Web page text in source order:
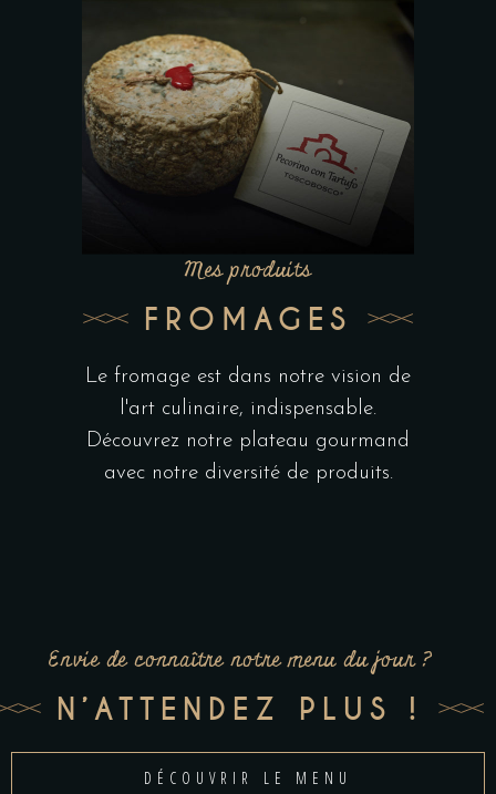
Mes produits
FROMAGES
Le fromage est dans notre vision de
l'art culinaire, indispensable.
Découvrez notre plateau gourmand
avec notre diversité de produits.
Envie de connaître notre menu du jour ?
N’ATTENDEZ PLUS !
DÉCOUVRIR LE MENU